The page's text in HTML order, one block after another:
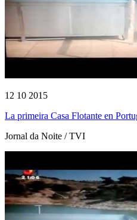
12 10 2015
La primeira Casa Flotante en
Jornal da Noite / TVI